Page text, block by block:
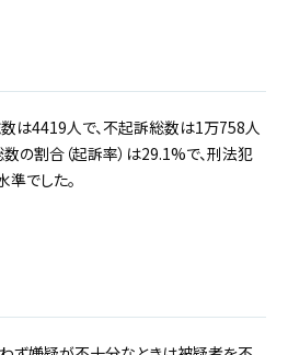
は4419人で、不起訴総数は1万758人
の割合（起訴率）は29.1%で、刑法犯
準でした。